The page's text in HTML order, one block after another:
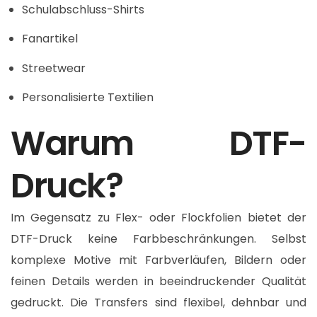
Schulabschluss-Shirts
Fanartikel
Streetwear
Personalisierte Textilien
Warum DTF-
Druck?
Im Gegensatz zu Flex- oder Flockfolien bietet der
DTF-Druck keine Farbbeschränkungen. Selbst
komplexe Motive mit Farbverläufen, Bildern oder
feinen Details werden in beeindruckender Qualität
gedruckt. Die Transfers sind flexibel, dehnbar und